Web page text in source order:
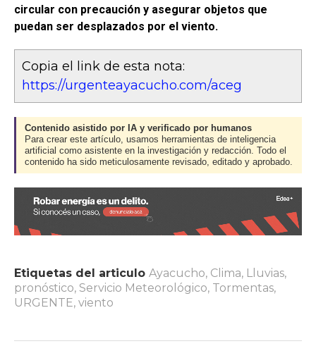
circular con precaución y asegurar objetos que
puedan ser desplazados por el viento.
Copia el link de esta nota:
https://urgenteayacucho.com/aceg
Contenido asistido por IA y verificado por humanos
Para crear este artículo, usamos herramientas de inteligencia
artificial como asistente en la investigación y redacción. Todo el
contenido ha sido meticulosamente revisado, editado y aprobado.
Etiquetas del articulo Ayacucho, Clima, Lluvias,
pronóstico, Servicio Meteorológico, Tormentas,
URGENTE, viento